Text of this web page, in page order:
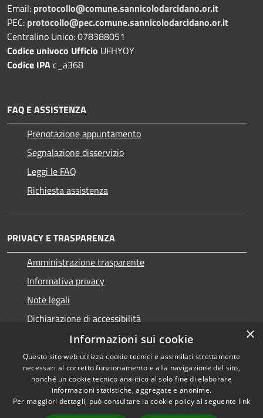
Email: protocollo@comune.sannicolodarcidano.or.it
PEC: protocollo@pec.comune.sannicolodarcidano.or.it
Centralino Unico: 078388051
Codice univoco Ufficio UFHYOY
Codice IPAc_a368
FAQ E ASSISTENZA
Prenotazione appuntamento
Segnalazione disservizio
Leggi le FAQ
Richiesta assistenza
PRIVACY E TRASPARENZA
Amministrazione trasparente
Informativa privacy
Note legali
Dichiarazione di accessibilità
Accessibilità
Privacy
Copyright © 2026 • Comune di
San Nicolò d'Arcidano •
Powered byMunicipium •
×
Informazioni sui cookie
Questo sito web utilizza cookie tecnici e assimilati strettamente
necessari al corretto funzionamento e alla navigazione del sito,
nonché un cookie tecnico analitico al solo fine di elaborare
informazioni statistiche, aggregate e anonime.
Per maggiori dettagli, può consultare la cookie policy al seguente link